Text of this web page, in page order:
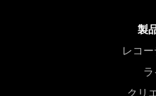
製
レコ
クリ